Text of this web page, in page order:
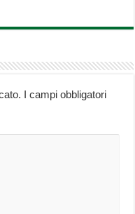
I campi obbligatori